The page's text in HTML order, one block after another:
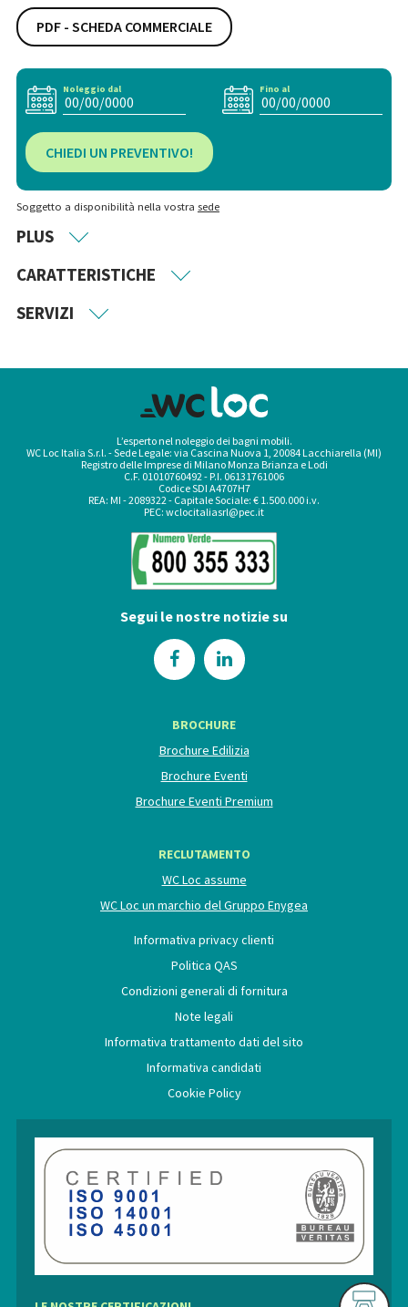
PDF - SCHEDA COMMERCIALE
Noleggio dal Fino al
CHIEDI UN PREVENTIVO!
Soggetto a disponibilità nella vostra sede
PLUS
CARATTERISTICHE
SERVIZI
L’esperto nel noleggio dei bagni mobili.
WC Loc Italia S.r.l. - Sede Legale: via Cascina Nuova 1, 20084 Lacchiarella (MI)
Registro delle Imprese di Milano Monza Brianza e Lodi
C.F. 01010760492 - P.I. 06131761006
Codice SDI A4707H7
REA: MI - 2089322 - Capitale Sociale: € 1.500.000 i.v.
PEC: wclocitaliasrl@pec.it
Segui le nostre notizie su
BROCHURE
Brochure Edilizia
Brochure Eventi
Brochure Eventi Premium
RECLUTAMENTO
WC Loc assume
WC Loc un marchio del Gruppo Enygea
Informativa privacy clienti
Politica QAS
Condizioni generali di fornitura
Note legali
Informativa trattamento dati del sito
Informativa candidati
Cookie Policy